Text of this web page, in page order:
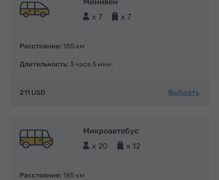
x 7
x 7
Расстояние: 185 км
Длительность: 3 часа 5 мин.
211 USD Выбрать
Микроавтобус
x 20
x 12
Расстояние: 185 км